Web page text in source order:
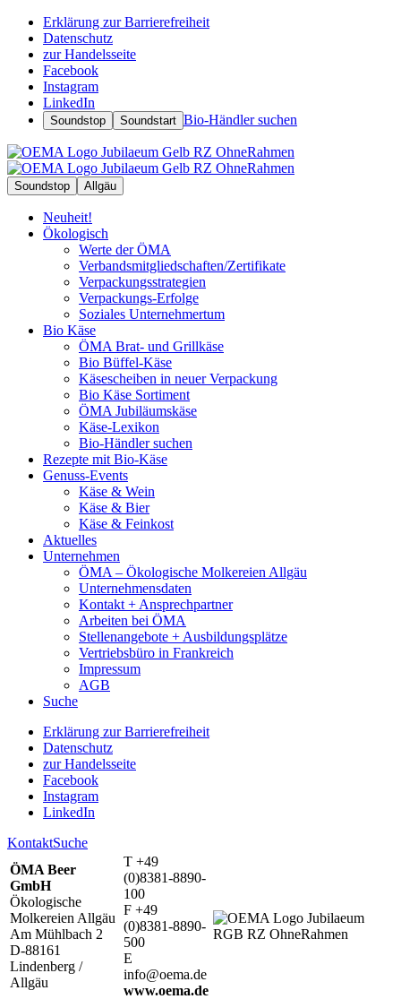
Erklärung zur Barrierefreiheit
Datenschutz
zur Handelsseite
Facebook
Instagram
LinkedIn
Soundstop Soundstart Bio-Händler suchen
Soundstop Allgäu
Neuheit!
Ökologisch
Werte der ÖMA
Verbandsmitgliedschaften/Zertifikate
Verpackungsstrategien
Verpackungs-Erfolge
Soziales Unternehmertum
Bio Käse
ÖMA Brat- und Grillkäse
Bio Büffel-Käse
Käsescheiben in neuer Verpackung
Bio Käse Sortiment
ÖMA Jubiläumskäse
Käse-Lexikon
Bio-Händler suchen
Rezepte mit Bio-Käse
Genuss-Events
Käse & Wein
Käse & Bier
Käse & Feinkost
Aktuelles
Unternehmen
ÖMA – Ökologische Molkereien Allgäu
Unternehmensdaten
Kontakt + Ansprechpartner
Arbeiten bei ÖMA
Stellenangebote + Ausbildungsplätze
Vertriebsbüro in Frankreich
Impressum
AGB
Suche
Erklärung zur Barrierefreiheit
Datenschutz
zur Handelsseite
Facebook
Instagram
LinkedIn
KontaktSuche
ÖMA Beer
GmbH
Ökologische
Molkereien Allgäu
Am Mühlbach 2
D-88161
Lindenberg /
Allgäu
T +49
(0)8381-8890-
100
F +49
(0)8381-8890-
500
E
info@oema.de
www.oema.de